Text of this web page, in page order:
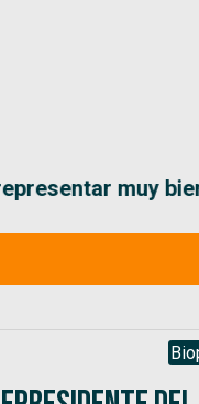
muy